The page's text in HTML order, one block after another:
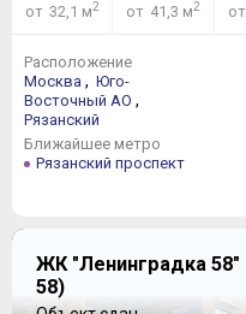
от 32,1 м2
от 41,3 м2
Расположение
Москва , Юго-
Восточный АО ,
Рязанский
Ближайшее метро
Рязанский проспект
ЖК "Ленинградка
58)